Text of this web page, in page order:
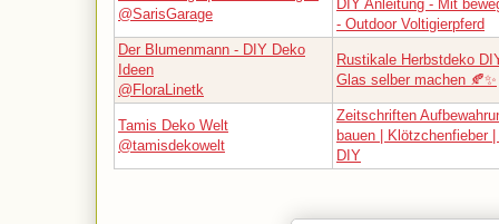
@SarisGarage
DIY Anleitung - Mit
- Outdoor Voltigierpferd
Der Blumenmann - DIY Deko
Ideen
@FloraLinetk
Rustikale Herbstdeko
Glas selber machen 🍂✨
Tamis Deko Welt
@tamisdekowelt
Zeitschriften
bauen | Klötzchenfieber
DIY